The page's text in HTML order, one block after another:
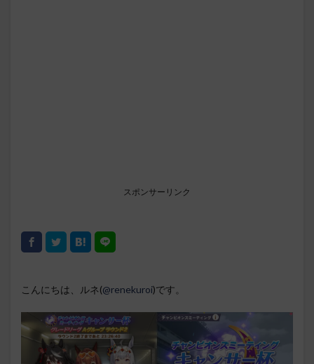
スポンサーリンク
こんにちは、ルネ(@renekuroi)です。